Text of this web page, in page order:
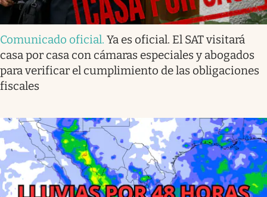
Comunicado oficial. Ya es oficial. El SAT visitará
casa por casa con cámaras especiales y abogados
para verificar el cumplimiento de las obligaciones
fiscales